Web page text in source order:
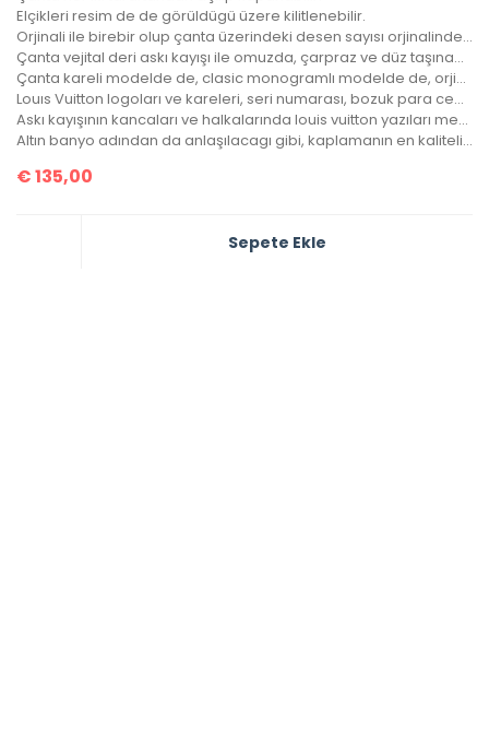
Elçikleri resim de de görüldügü üzere kilitlenebilir.
Orjinali ile birebir olup çanta üzerindeki desen sayısı orjinalinde ki ile aynıdır.
Çanta vejital deri askı kayışı ile omuzda, çarpraz ve düz taşınabilir.
Çanta kareli modelde de, clasic monogramlı modelde de, orjinalinde ki kare sayısı ile çantamızdaki kare sayıları eşittir.
Louıs Vuitton logoları ve kareleri, seri numarası, bozuk para cebi ile birebir aynıdır.
Askı kayışının kancaları ve halkalarında louis vuitton yazıları mevcuttur ve metal aksamları altın banyodur.
Altın banyo adından da anlaşılacagı gibi, kaplamanın en kaliteli olanıdır. Ömürlüktür, kararma yapmaz.
€135,00
Sepete Ekle